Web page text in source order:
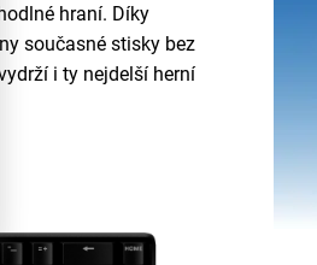
hraní. Díky
současné stisky bez
i ty nejdelší herní